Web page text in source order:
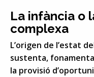
La infància o
complexa
L’origen de l’estat
sustenta,
la provisió